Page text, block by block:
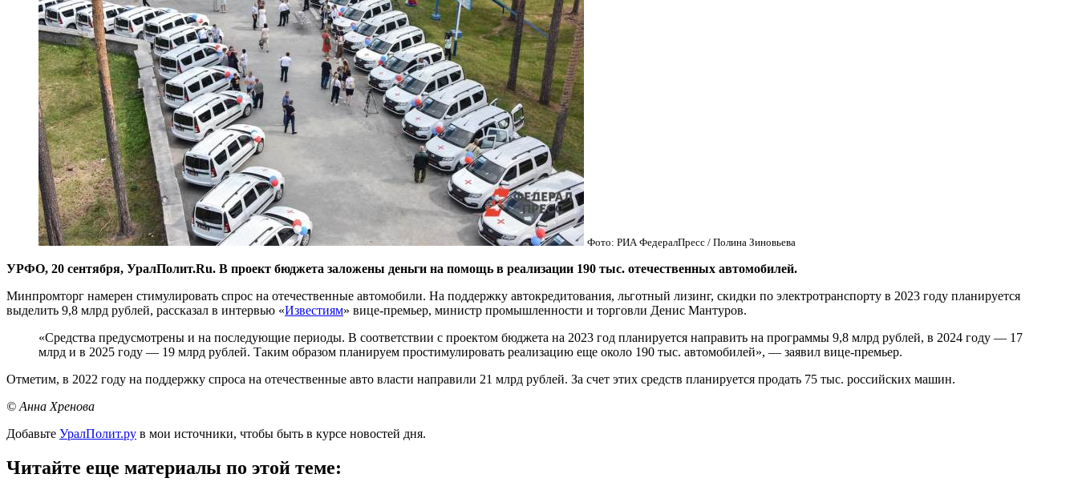
Фото: РИА ФедералПресс / Полина Зиновьева
УРФО, 20 сентября, УралПолит.Ru. В проект бюджета заложены деньги на помощь в реализации 190 тыс. отечественных автомобилей.
Минпромторг намерен стимулировать спрос на отечественные автомобили. На поддержку автокредитования, льготный лизинг, скидки по электротранспорту в 2023 году планируется
выделить 9,8 млрд рублей, рассказал в интервью «Известиям» вице-премьер, министр промышленности и торговли Денис Мантуров.
«Средства предусмотрены и на последующие периоды. В соответствии с проектом бюджета на 2023 год планируется направить на программы 9,8 млрд рублей, в 2024 году — 17
млрд и в 2025 году — 19 млрд рублей. Таким образом планируем простимулировать реализацию еще около 190 тыс. автомобилей», — заявил вице-премьер.
Отметим, в 2022 году на поддержку спроса на отечественные авто власти направили 21 млрд рублей. За счет этих средств планируется продать 75 тыс. российских машин.
© Анна Хренова
Добавьте УралПолит.ру в мои источники, чтобы быть в курсе новостей дня.
Читайте еще материалы по этой теме: